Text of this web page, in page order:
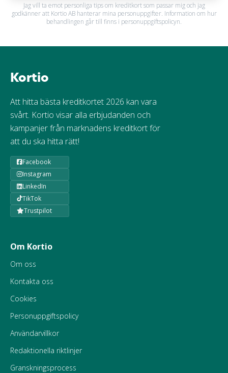
Jag vill ta emot personliga tips om kreditkort som passar mig och jag
godkänner att Kortio AB hanterar mina personuppgifter. Information om hur
behandlingen går till finns i personuppgiftspolicyn.
Kortio
Att hitta bästa kreditkortet 2026 kan vara
svårt. Kortio visar alla erbjudanden och
kampanjer från marknadens kreditkort för
att du ska hitta rätt!
Facebook
Instagram
LinkedIn
TikTok
Trustpilot
Om Kortio
Om oss
Kontakta oss
Cookies
Personuppgiftspolicy
Användarvillkor
Redaktionella riktlinjer
Granskningsprocess